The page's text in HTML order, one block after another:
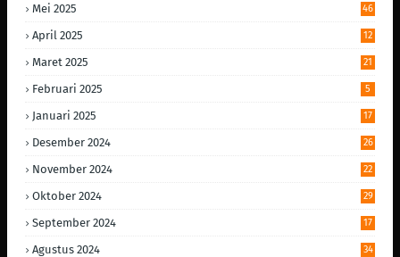
Mei 2025 46
April 2025 12
Maret 2025 21
Februari 2025 5
Januari 2025 17
Desember 2024 26
November 2024 22
Oktober 2024 29
September 2024 17
Agustus 2024 34